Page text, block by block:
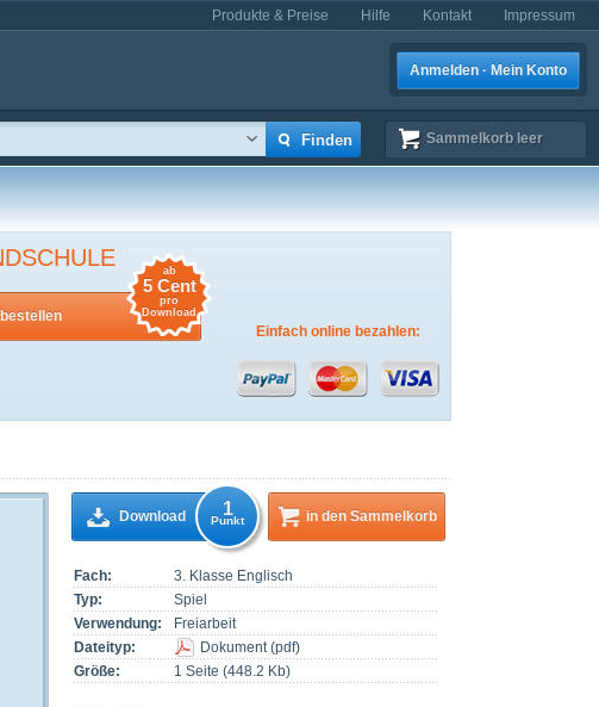
Produkte & Preise Hilfe Kontakt Impressum
Anmelden · Mein Konto
Sammelkorb leer
ab
5 Cent
pro
Download
Einfach online bezahlen:
Fach:
3. Klasse Englisch
Typ:
Spiel
Verwendung:
Freiarbeit
Dateityp:
Dokument(pdf)
Größe:
1 Seite (448.2 Kb)
Download 1
Punkt in den Sammelkorb